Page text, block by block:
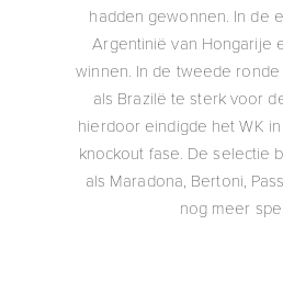
hadden gewonnen. In de
Argentinië van Hongarije
winnen. In de tweede
als Brazilë te sterk voor
hierdoor eindigde het WK
knockout fase. De selectie
als Maradona, Bertoni,
nog meer